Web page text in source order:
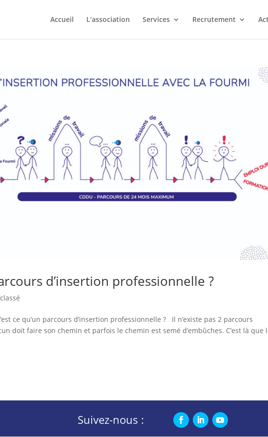
Accueil L’association Services Recrutement
d’insertion professionnelle ?
ce qu’un parcours d’insertion professionnelle ? Il n’existe pas 2 parcours
doit faire son chemin et parfois le chemin est semé d’embûches. C’est là que
Suivez-nous :